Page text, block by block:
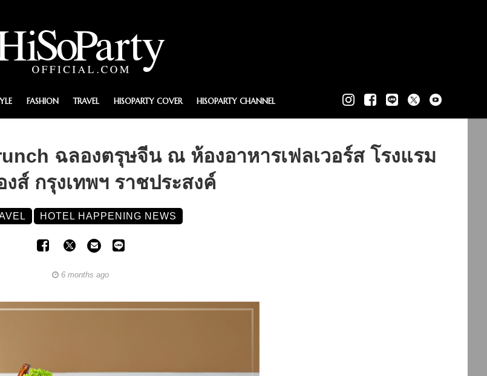
FASHION TRAVEL HISOPARTY COVER HISOPARTY CHANNEL
ฉลองตรุษจีน ณ ห้องอาหารเฟลเวอร์ส โรงแรม
งส์ กรุงเทพฯ ราชประสงค์
HOTEL HAPPENING NEWS
6 months ago